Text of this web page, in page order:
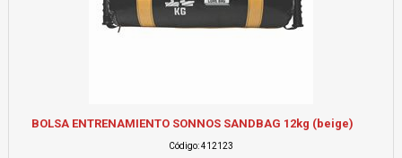
BOLSA ENTRENAMIENTO SONNOS SANDBAG 12kg (beige)
Código: 412123